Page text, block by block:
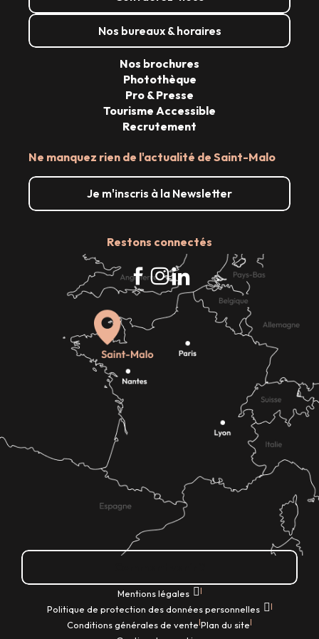
Nos bureaux & horaires
Ne manquez rien de l'actualité de Saint-Malo
Je m'inscris à la Newsletter
Restons connectés
Nos brochures
Photothèque
Pro & Presse
Tourisme Accessible
Recrutement
Mentions légales |
Politique de protection des données personnelles |
Conditions générales de vente|Plan du site|